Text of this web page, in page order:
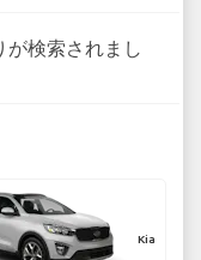
が検索されまし
Kia